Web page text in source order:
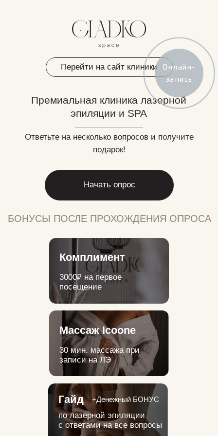
Премиальная клиника лазерной
Ответьте на несколько вопросов и получите
БОНУСЫ ПОСЛЕ ПРОХОЖДЕНИЯ ОПРОСА
Гайд
Комплимент
3000₽ на первое
по лазерной эпиляции
с ответами на все вопросы
+Денежный БОНУС
Массаж Icoone
30 мин. массажа при
записи на ЛЭ
Перейти на сайт клиники
при записи на лазерную
эпиляцию
Подмышечные
впадины в подарок!
Онлайн-
запись